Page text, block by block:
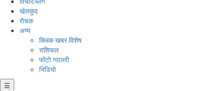
खेलकुद
रोचक
अन्य
क्लिक खबर विशेष
राशिफल
फोटो ग्यालरी
भिडियो
☰